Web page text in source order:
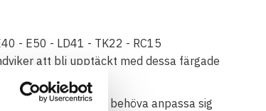
- E50 - LD41 - TK22 - RC15
att bli upptäckt med dessa färgade
så att ögonen inte behöva anpassa sig